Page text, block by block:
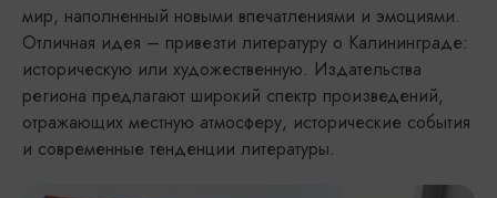
мир, наполненный новыми впечатлениями и эмоциями.
Отличная идея – привезти литературу о Калининграде:
историческую или художественную. Издательства
региона предлагают широкий спектр произведений,
отражающих местную атмосферу, исторические события
и современные тенденции литературы.